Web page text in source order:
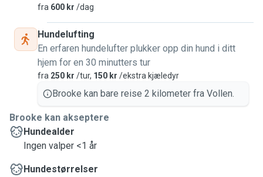
fra 600 kr /dag
Hundelufting
En erfaren hundelufter plukker opp din hund i ditt
hjem for en 30 minutters tur
fra 250 kr /tur, 150 kr /ekstra kjæledyr
Brooke kan bare reise 2 kilometer fra Vollen.
Brooke kan akseptere
Hundealder
Ingen valper <1 år
Hundestørrelser